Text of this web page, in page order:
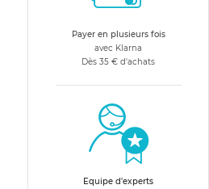
Payer en plusieurs fois
avec Klarna
Dès 35 € d'achats
Equipe d'experts